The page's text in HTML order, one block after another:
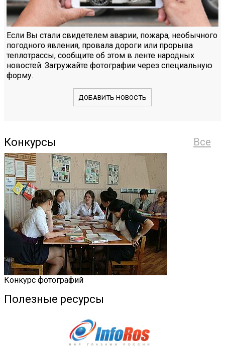
Если Вы стали свидетелем аварии, пожара, необычного
погодного явления, провала дороги или прорыва
теплотрассы, сообщите об этом в ленте народных
новостей. Загружайте фотографии через специальную
форму.
ДОБАВИТЬ НОВОСТЬ
Все
Конкурсы
Конкурс фотографий
Полезные ресурсы